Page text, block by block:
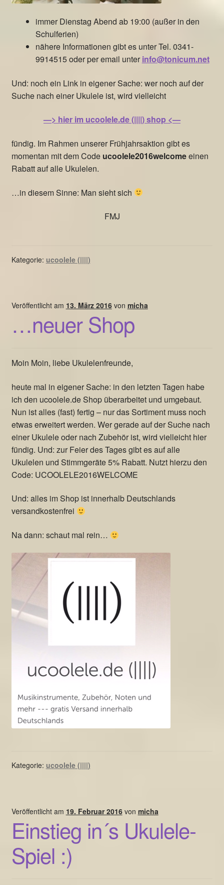
immer Dienstag Abend ab 19:00 (außer in den
Schulferien)
nähere Informationen gibt es unter Tel. 0341-
9914515 oder per email unterinfo@tonicum.net
Und: noch ein Link in eigener Sache: wer noch auf der
Suche nach einer Ukulele ist, wird vielleicht
—> hier im ucoolele.de (||||) shop <—
fündig. Im Rahmen unserer Frühjahrsaktion gibt es
momentan mit dem Code ucoolele2016welcomeeinen
Rabatt auf alle Ukulelen.
…in diesem Sinne: Man sieht sich
FMJ
Kategorie: ucoolele (||||)
Veröffentlicht am 13. März 2016 von micha
…neuer Shop
Moin Moin, liebe Ukulelenfreunde,
heute mal in eigener Sache: in den letzten Tagen habe
ich den ucoolele.de Shop überarbeitet und umgebaut.
Nun ist alles (fast) fertig – nur das Sortiment muss noch
etwas erweitert werden. Wer gerade auf der Suche nach
einer Ukulele oder nach Zubehör ist, wird vielleicht hier
fündig. Und: zur Feier des Tages gibt es auf alle
Ukulelen und Stimmgeräte 5% Rabatt. Nutzt hierzu den
Code: UCOOLELE2016WELCOME
Und: alles im Shop ist innerhalb Deutschlands
versandkostenfrei
Na dann: schaut mal rein…
Kategorie: ucoolele (||||)
Veröffentlicht am 19. Februar 2016 von micha
Einstieg in´s Ukulele-
Spiel :)